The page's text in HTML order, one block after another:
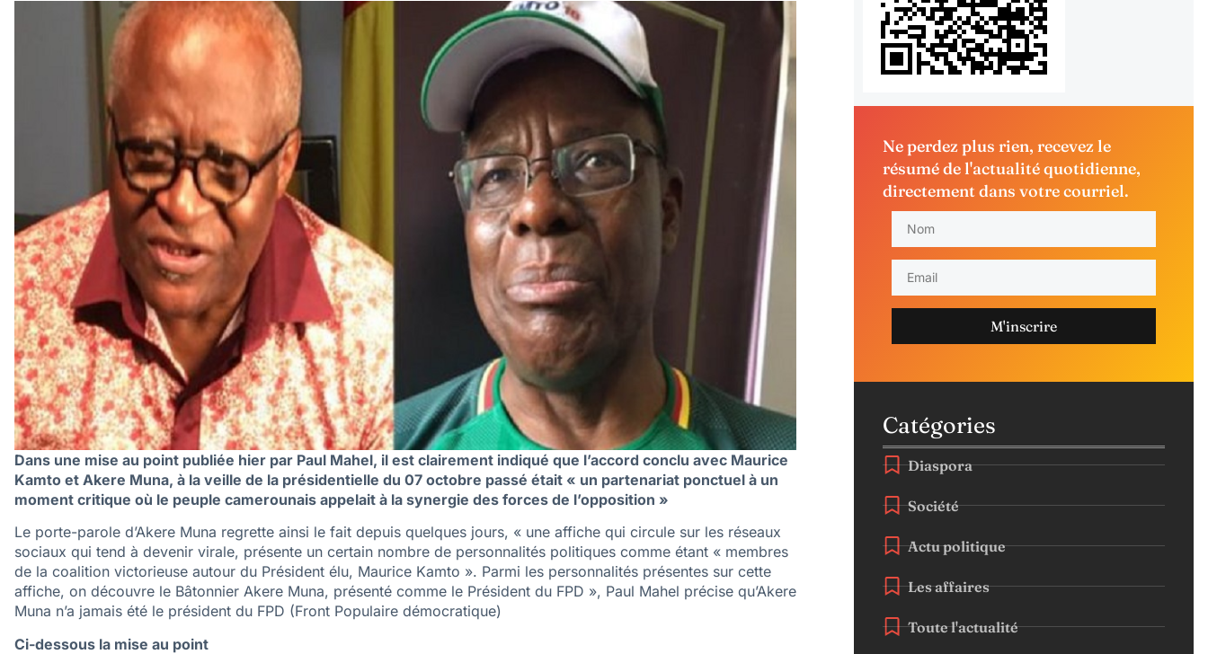
Dans une mise au point publiée hier par Paul Mahel, il est clairement indiqué que l’accord conclu avec Maurice
Kamto et Akere Muna, à la veille de la présidentielle du 07 octobre passé était « un partenariat ponctuel à un
moment critique où le peuple camerounais appelait à la synergie des forces de l’opposition »
Le porte-parole d’Akere Muna regrette ainsi le fait depuis quelques jours, « une affiche qui circule sur les réseaux
sociaux qui tend à devenir virale, présente un certain nombre de personnalités politiques comme étant « membres
de la coalition victorieuse autour du Président élu, Maurice Kamto ». Parmi les personnalités présentes sur cette
affiche, on découvre le Bâtonnier Akere Muna, présenté comme le Président du FPD », Paul Mahel précise qu’Akere
Muna n’a jamais été le président du FPD (Front Populaire démocratique)
Ci-dessous la mise au point
Ne perdez plus rien, recevez le
résumé de l'actualité quotidienne,
directement dans votre courriel.
M'inscrire
Catégories
Diaspora
Société
Actu politique
Les affaires
Toute l'actualité